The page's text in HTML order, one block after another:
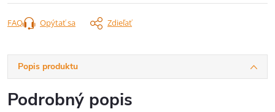
Opýtať sa Zdieľať
FAQ
Popis produktu
Podrobný popis